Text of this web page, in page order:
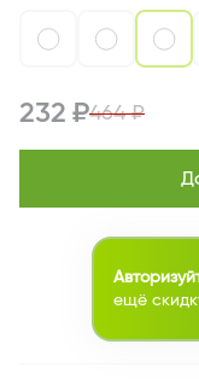
232 ₽464 ₽
ещё